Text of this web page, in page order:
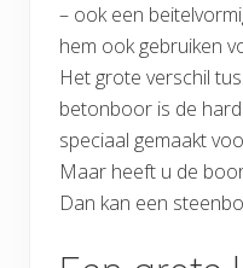
– ook een
hem ook gebruiken
Het grote verschil
betonboor is de
speciaal gemaakt
Maar heeft u de
Dan kan een